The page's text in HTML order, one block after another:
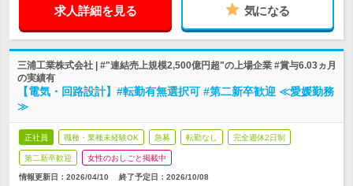
求人詳細を見る 気になる
三浦工業株式会社 | #"連結売上規模2,500億円超"の上場企業 #賞与6.03ヵ月
の実績有
【電気・回路設計】#転勤有無選択可 #第二新卒歓迎 ≪愛媛勤務
≫
正社員 職種・業種未経験OK 急募 転勤なし 完全週休2日制
第二新卒歓迎 女性のおしごと掲載中
情報更新日：2026/04/10 終了予定日： 2026/10/08